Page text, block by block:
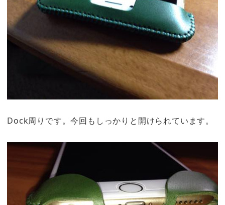
Dock周りです。今回もしっかりと開けられています。